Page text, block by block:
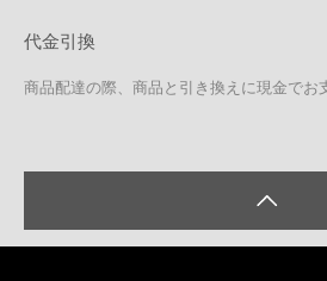
代金引換
商品配達の際、商品と引き換えに現金でお